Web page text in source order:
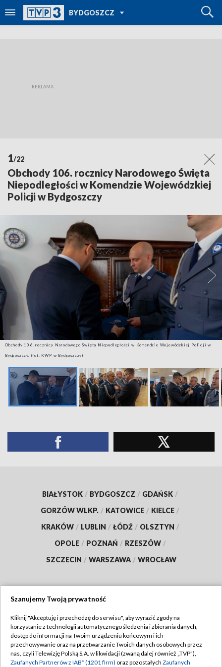
BYDGOSZCZ
TVP REGIONY
1/22
Obchody 106. rocznicy Narodowego Święta
Niepodległości w Komendzie Wojewódzkiej
Policji w Bydgoszczy
Obchody 106. rocznicy Narodowego Święta Niepodległości w Komendzie Wojewódzkiej Policji w
Bydgoszczy. (fot. KWP w Bydgoszczy)
BIAŁYSTOK / BYDGOSZCZ / GDAŃSK /
GORZÓW WLKP. / KATOWICE / KIELCE /
KRAKÓW / LUBLIN / ŁÓDŹ / OLSZTYN /
OPOLE / POZNAŃ / RZESZÓW /
SZCZECIN / WARSZAWA / WROCŁAW
TVP
Abonament TVP
Emisja w TVP
Regulamin TVP
Polityka prywatności
Szanujemy Twoją prywatność
Kliknij "Akceptuję i przechodzę do serwisu", aby wyrazić zgody na
korzystanie z technologii automatycznego śledzenia i zbierania danych,
dostęp do informacji na Twoim urządzeniu końcowym i ich
przechowywanie oraz na przetwarzanie Twoich danych osobowych przez
nas, czyli Telewizję Polską S.A. w likwidacji (zwaną dalej również „TVP”),
Zaufanych Partnerów z IAB* (1201 firm) oraz pozostałych Zaufanych